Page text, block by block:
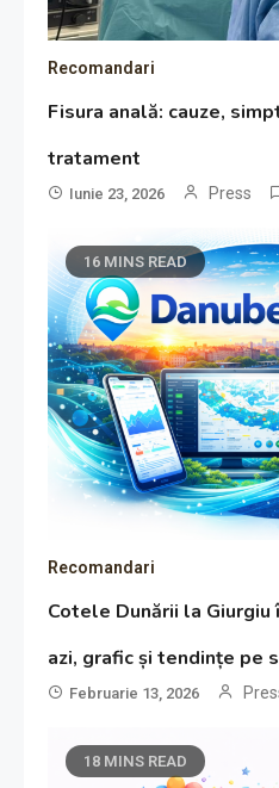
Recomandari
Fisura anală: cauze,
tratament
Iunie 23, 2026 Press
16 MINS READ
Recomandari
Cotele Dunării la
azi, grafic și tendințe pe
Februarie 13, 2026
18 MINS READ